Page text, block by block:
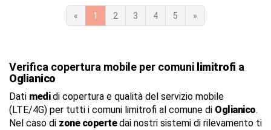
« 1 2 3 4 5 »
Verifica copertura mobile per comuni limitrofi a
Oglianico
Dati medidi copertura e qualità del servizio mobile
(LTE/4G) per tutti i comuni limitrofi al comune di Oglianico.
Nel caso di zone copertedai nostri sistemi di rilevamento ti